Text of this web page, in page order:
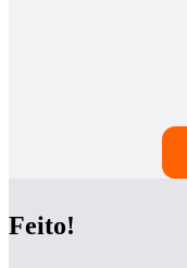
Feito!